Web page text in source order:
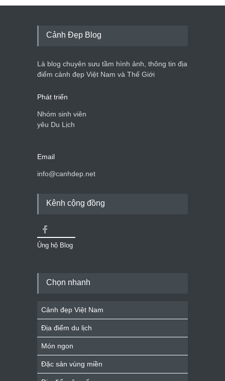
Cảnh Đẹp Blog
Là blog chuyên sưu tầm hình ảnh, thông tin địa
điểm cảnh đẹp Việt Nam và Thế Giới
Phát triển
Nhóm sinh viên
yêu Du Lịch
Email
info@canhdep.net
Kênh cộng đồng
Ủng hộ Blog
Chọn nhanh
Cảnh đẹp Việt Nam
Địa điểm du lịch
Món ngon
Đặc sản vùng miền